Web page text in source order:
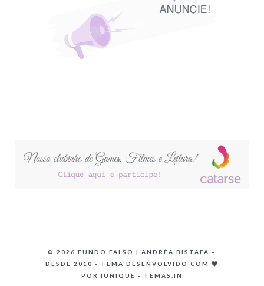
© 2026 FUNDO FALSO | ANDRÉA BISTAFA –
DESDE 2010 - TEMA DESENVOLVIDO COM
POR IUNIQUE - TEMAS.IN